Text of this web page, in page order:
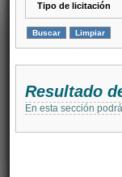
Tipo de licitación
Resultado
En esta sección